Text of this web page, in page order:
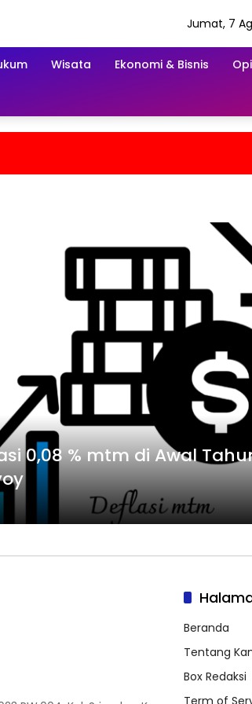
Jumat, 7
Wisata Ekonomi & Bisnis
0,08 % mtm di Awal
Beranda
Tentang
Box Redaksi
Term of